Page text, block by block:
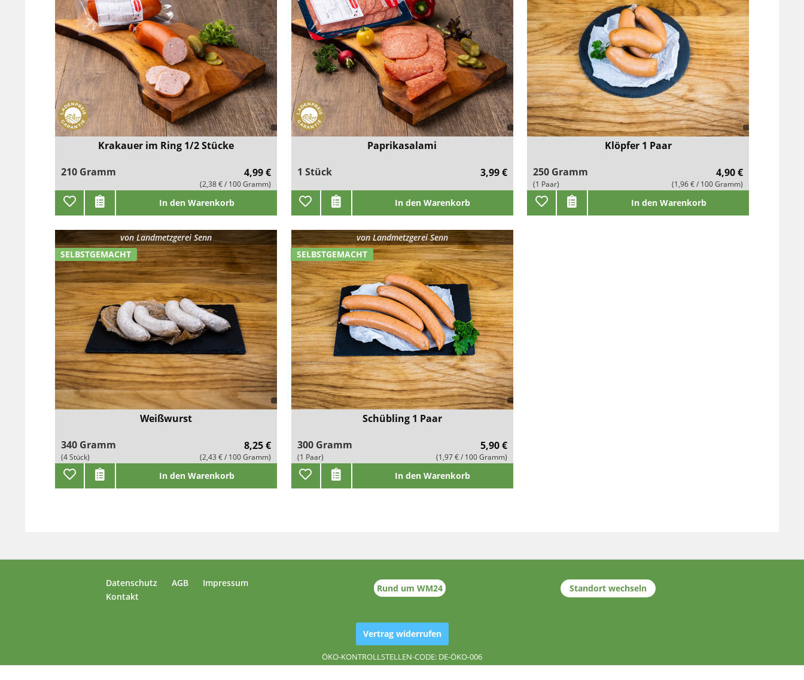
Krakauer im Ring 1/2 Stücke
210 Gramm
4,99 €
(2,38 € / 100 Gramm)
In den Warenkorb
Paprikasalami
1 Stück
3,99 €
In den Warenkorb
Klöpfer 1 Paar
250 Gramm
(1 Paar)
4,90 €
(1,96 € / 100 Gramm)
In den Warenkorb
SELBSTGEMACHT
vonLandmetzgerei Senn
Weißwurst
340 Gramm
(4 Stück)
8,25 €
(2,43 € / 100 Gramm)
In den Warenkorb
SELBSTGEMACHT
von Landmetzgerei Senn
Schübling 1 Paar
300 Gramm
(1 Paar)
5,90 €
(1,97 € / 100 Gramm)
In den Warenkorb
Datenschutz AGB
Impressum
Kontakt
Rund um WM24 Standort wechseln
Vertrag widerrufen
ÖKO-KONTROLLSTELLEN-CODE: DE-ÖKO-006